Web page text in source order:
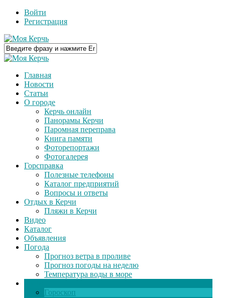
Войти
Регистрация
Главная
Новости
Статьи
О городе
Керчь онлайн
Панорамы Керчи
Паромная переправа
Книга памяти
Фоторепортажи
Фотогалерея
Горсправка
Полезные телефоны
Каталог предприятий
Вопросы и ответы
Отдых в Керчи
Пляжи в Керчи
Видео
Каталог
Объявления
Погода
Прогноз ветра в проливе
Прогноз погоды на неделю
Температура воды в море
Гороскоп